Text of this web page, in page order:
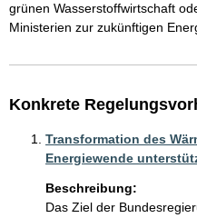
grünen Wasserstoffwirtschaft
Ministerien zur zukünftigen
Konkrete
Transformation des
Energiewende
Beschreibung:
Das Ziel der